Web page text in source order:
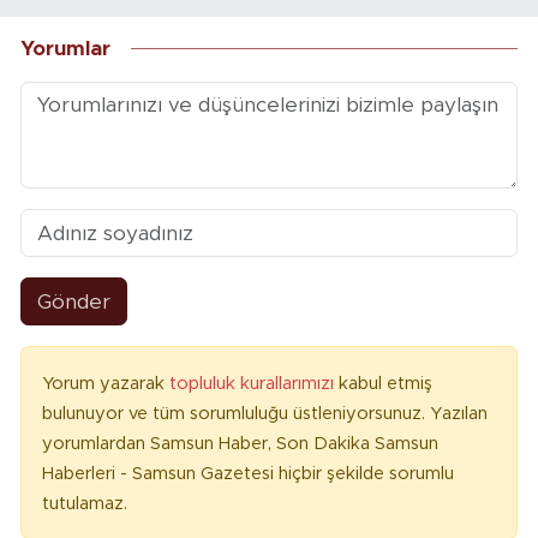
Yorumlar
Gönder
Yorum yazarak topluluk kurallarımızı kabul etmiş
bulunuyor ve tüm sorumluluğu üstleniyorsunuz. Yazılan
yorumlardan Samsun Haber, Son Dakika Samsun
Haberleri - Samsun Gazetesi hiçbir şekilde sorumlu
tutulamaz.